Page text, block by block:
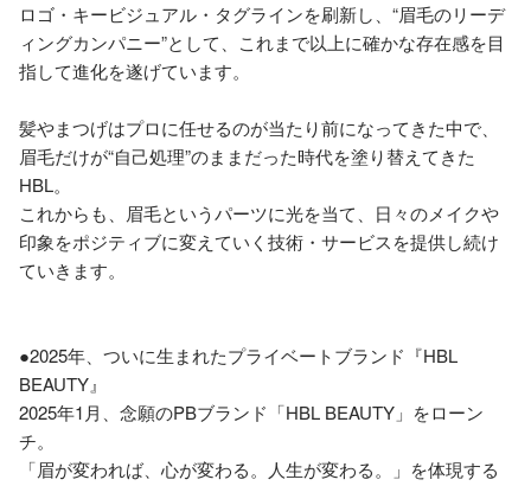
ロゴ・キービジュアル・タグラインを刷新し、“眉毛のリーデ
ィングカンパニー”として、これまで以上に確かな存在感を目
指して進化を遂げています。
髪やまつげはプロに任せるのが当たり前になってきた中で、
眉毛だけが“自己処理”のままだった時代を塗り替えてきた
HBL。
これからも、眉毛というパーツに光を当て、日々のメイクや
印象をポジティブに変えていく技術・サービスを提供し続け
ていきます。
●2025年、ついに生まれたプライベートブランド『HBL
BEAUTY』
2025年1月、念願のPBブランド「HBL BEAUTY」をローン
チ。
「眉が変われば、心が変わる。人生が変わる。」を体現する